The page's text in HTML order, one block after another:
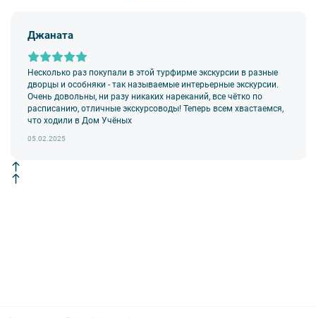
Джаната
Несколько раз покупали в этой турфирме экскурсии в разные
дворцы и особняки - так называемые интерьерные экскурсии.
Очень довольны, ни разу никаких нареканий, все чётко по
расписанию, отличные экскурсоводы! Теперь всем хвастаемся,
что ходили в Дом Учёных
05.02.2025